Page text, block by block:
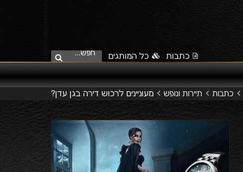
כתבות כל המותגים חפש...
כתבות תיירות ונופש מעוניינים לרכוש דירה בגן עדן?